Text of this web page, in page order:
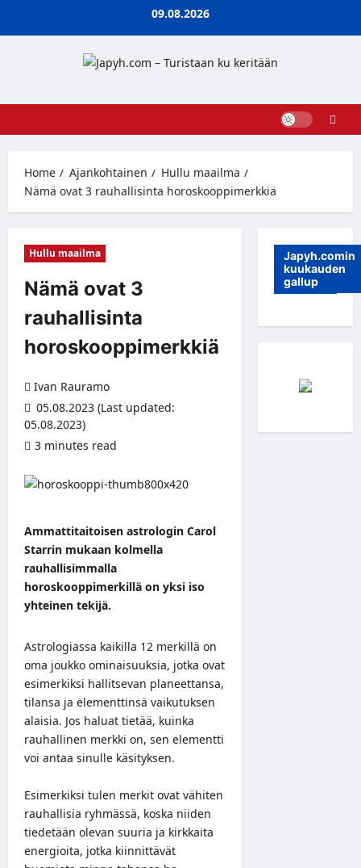
09.08.2026
Home Ajankohtainen
Hullu maailma
Nämä ovat 3 rauhallisinta horoskooppimerkkiä
Hullu maailma
Nämä ovat 3
rauhallisinta
horoskooppimerkkiä
Ivan Rauramo
05.08.2023 (Last updated:
05.08.2023)
3 minutes read
Ammattitaitoisen astrologin Carol
Starrin mukaan kolmella
rauhallisimmalla
horoskooppimerkillä on yksi iso
yhteinen tekijä.
Astrologiassa kaikilla 12 merkillä on
oma joukko ominaisuuksia, jotka ovat
esimerkiksi hallitsevan planeettansa,
tilansa ja elementtinsä vaikutuksen
alaisia. Jos haluat tietää, kuinka
rauhallinen merkki on, sen elementti
voi antaa sinulle käsityksen.
Esimerkiksi tulen merkit ovat vähiten
rauhallisia ryhmässä, koska niiden
tiedetään olevan suuria ja kirkkaita
energioita, jotka kiinnittävät
Japyh.comin
kuukauden
gallup